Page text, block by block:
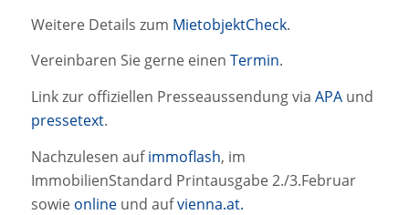
Weitere Details zum MietobjektCheck.
Vereinbaren Sie gerne einen Termin.
Link zur offiziellen Presseaussendung via APAund
pressetext.
Nachzulesen aufimmoflash, im
ImmobilienStandard Printausgabe 2./3.Februar
sowie onlineund aufvienna.at.